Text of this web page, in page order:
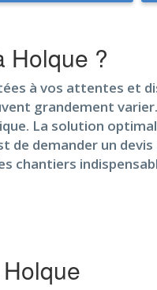
Holque ?
à vos attentes et
grandement
La solution
de demander un
chantiers